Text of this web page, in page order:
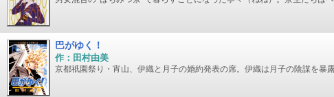
巴がゆく！
作：田村由美
京都祇園祭り・宵山、伊織と月子の婚約発表の席。伊織は月子の陰謀を